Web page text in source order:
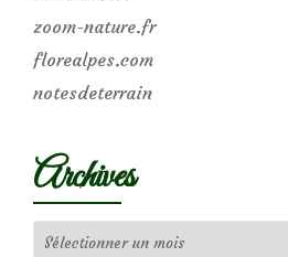
zoom-nature.fr
florealpes.com
notesdeterrain
Archives